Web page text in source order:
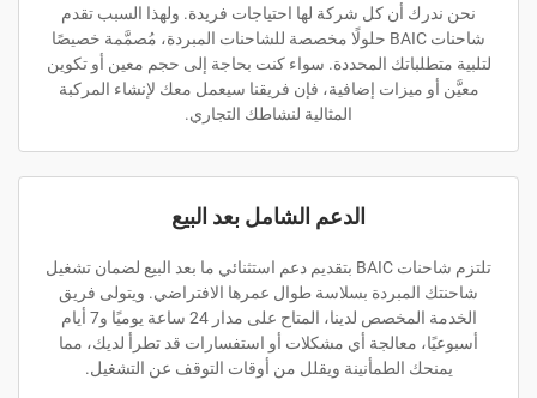
نحن ندرك أن كل شركة لها احتياجات فريدة. ولهذا السبب تقدم
شاحنات BAIC حلولًا مخصصة للشاحنات المبردة، مُصمَّمة خصيصًا
لتلبية متطلباتك المحددة. سواء كنت بحاجة إلى حجم معين أو تكوين
معيَّن أو ميزات إضافية، فإن فريقنا سيعمل معك لإنشاء المركبة
المثالية لنشاطك التجاري.
الدعم الشامل بعد البيع
تلتزم شاحنات BAIC بتقديم دعم استثنائي ما بعد البيع لضمان تشغيل
شاحنتك المبردة بسلاسة طوال عمرها الافتراضي. ويتولى فريق
الخدمة المخصص لدينا، المتاح على مدار 24 ساعة يوميًا و7 أيام
أسبوعيًا، معالجة أي مشكلات أو استفسارات قد تطرأ لديك، مما
يمنحك الطمأنينة ويقلل من أوقات التوقف عن التشغيل.